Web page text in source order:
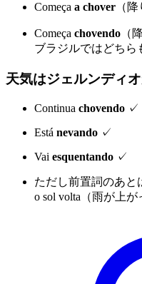
Começa a chover （
Começa chovendo （
ブラジルではどちら
天気はジェルンディ
Continua chovendo ✓
Está nevando ✓
Vai esquentando ✓
ただし前置詞のあと
o sol volta（雨が上